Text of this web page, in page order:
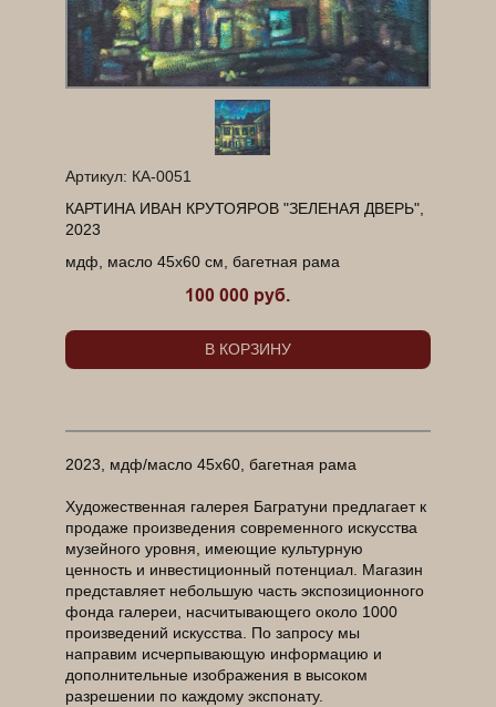
Артикул: КА-0051
КАРТИНА ИВАН КРУТОЯРОВ "ЗЕЛЕНАЯ ДВЕРЬ",
2023
мдф, масло 45х60 см, багетная рама
100 000 руб.
В КОРЗИНУ
2023, мдф/масло 45х60, багетная рама
Художественная галерея Багратуни предлагает к
продаже произведения современного искусства
музейного уровня, имеющие культурную
ценность и инвестиционный потенциал. Магазин
представляет небольшую часть экспозиционного
фонда галереи, насчитывающего около 1000
произведений искусства. По запросу мы
направим исчерпывающую информацию и
дополнительные изображения в высоком
разрешении по каждому экспонату.